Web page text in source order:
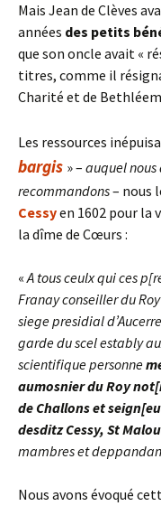
Mais Jean de Clèves
années des petits
que son oncle avait «
titres, comme il
Charité et de
Les ressources
bargis » – auquel nous
recommandons– nous
Cessyen 1602 pour la
la dîme de Cœurs :
«A tous ceulx qui ces
Franay conseiller du
siege presidial
garde du scel estably
scientifique personne
aumosnier du Roy
de Challons et
desditz Cessy, St
mambres et
Nous avons évoqué